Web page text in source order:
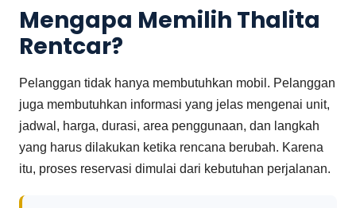
Mengapa Memilih Thalita
Rentcar?
Pelanggan tidak hanya membutuhkan mobil. Pelanggan
juga membutuhkan informasi yang jelas mengenai unit,
jadwal, harga, durasi, area penggunaan, dan langkah
yang harus dilakukan ketika rencana berubah. Karena
itu, proses reservasi dimulai dari kebutuhan perjalanan.